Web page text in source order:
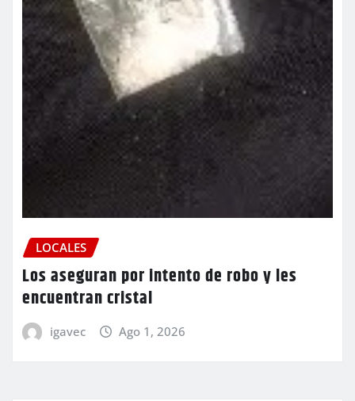
LOCALES
Los aseguran por intento de robo y les
encuentran cristal
igavec Ago 1, 2026